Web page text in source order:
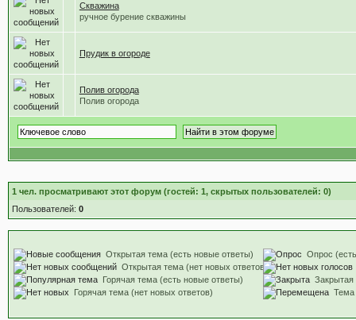
Скважина
ручное бурение скважины
Прудик в огороде
Полив огорода
Полив огорода
1 чел. просматривают этот форум (гостей: 1, скрытых пользователей: 0)
Пользователей: 0
Открытая тема (есть новые ответы)
Открытая тема (нет новых ответов)
Горячая тема (есть новые ответы)
Горячая тема (нет новых ответов)
Опрос
Закрытая
Тема